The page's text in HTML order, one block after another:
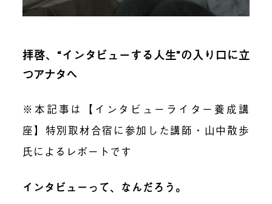
拝啓、“インタビューする人生”の入り口に立
つアナタへ
※本記事は【インタビューライター養成講
座】特別取材合宿に参加した講師・山中散歩
氏によるレポートです
インタビューって、なんだろう。